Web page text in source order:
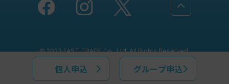
© 2023 FAST TRADE Co., Ltd. All Rights Reserved.